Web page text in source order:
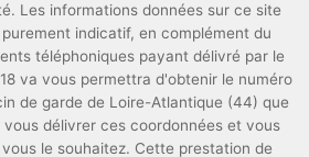
Les informations données sur ce site
indicatif, en complément du
téléphoniques payant délivré par le
va vous permettra d'obtenir le numéro
de garde de Loire-Atlantique (44) que
délivrer ces coordonnées et vous
le souhaitez. Cette prestation de